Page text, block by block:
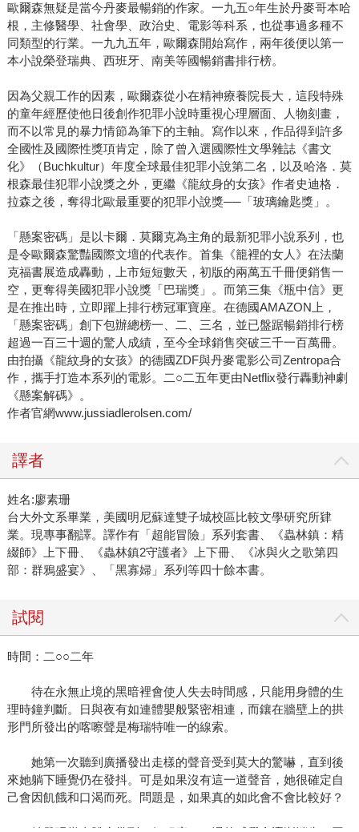
歐爾森無疑是當今丹麥最暢銷的作家。一九五○年生於丹麥哥本哈
根，主修醫學、社會學、政治史、電影等科系，也從事過多種不
同類型的行業。一九九五年，歐爾森開始寫作，兩年後便以第一
本小說榮登瑞典、西班牙、南美等國暢銷書排行榜。
因為父親工作的因素，歐爾森從小在精神療養院長大，這段特殊
的童年經歷使他日後創作犯罪小說時重視心理層面、人物刻畫，
而不以常見的暴力情節為筆下的主軸。寫作以來，作品得到許多
全國性及國際性獎項肯定，除了曾入選國際性文學雜誌《書文
化》（Buchkultur）年度全球最佳犯罪小說第二名，以及哈洛．莫
根森最佳犯罪小說獎之外，更繼《龍紋身的女孩》作者史迪格．
拉森之後，奪得北歐最重要的犯罪小說獎──「玻璃鑰匙獎」。
「懸案密碼」是以卡爾．莫爾克為主角的最新犯罪小說系列，也
是令歐爾森驚豔國際文壇的代表作。首集《籠裡的女人》在法蘭
克福書展造成轟動，上市短短數天，初版的兩萬五千冊便銷售一
空，更奪得美國犯罪小說獎「巴瑞獎」。而第三集《瓶中信》更
是在推出時，立即躍上排行榜冠軍寶座。在德國AMAZON上，
「懸案密碼」創下包辦總榜一、二、三名，並已盤踞暢銷排行榜
超過一百三十週的驚人成績，至今全球銷售突破三千一百萬冊。
由拍攝《龍紋身的女孩》的德國ZDF與丹麥電影公司Zentropa合
作，攜手打造本系列的電影。二○二五年更由Netflix發行轟動神劇
《懸案解碼》。
作者官網www.jussiadlerolsen.com/
譯者
姓名:廖素珊
台大外文系畢業，美國明尼蘇達雙子城校區比較文學研究所肄
業。現專事翻譯。譯作有「超能冒險」系列套書、《蟲林鎮：精
綴師》上下冊、《蟲林鎮2守護者》上下冊、《冰與火之歌第四
部：群鴉盛宴》、「黑寡婦」系列等四十餘本書。
試閱
時間：二○○二年
待在永無止境的黑暗裡會使人失去時間感，只能用身體的生
理時鐘判斷。日與夜有如連體嬰般緊密相連，而鑲在牆壁上的拱
形門所發出的喀嚓聲是梅瑞特唯一的線索。
她第一次聽到廣播發出走樣的聲音受到莫大的驚嚇，直到後
來她躺下睡覺仍在發抖。可是如果沒有這一道聲音，她很確定自
己會因飢餓和口渴而死。問題是，如果真的如此會不會比較好？